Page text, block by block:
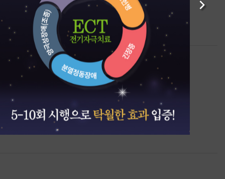
모델을 제시하고 단주실천에 도움을 줍니다.
Next